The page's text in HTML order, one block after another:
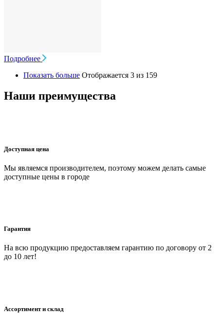
Подробнее
Показать больше Отображается 3 из 159
Наши преимущества
Доступная цена
Мы являемся производителем, поэтому можем делать самые
доступные цены в городе
Гарантия
На всю продукцию предоставляем гарантию по договору от 2
до 10 лет!
Ассортимент и склад